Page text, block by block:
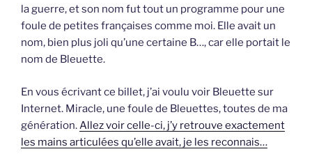
la guerre, et son nom fut tout un programme pour une
foule de petites françaises comme moi. Elle avait un
nom, bien plus joli qu’une certaine B…, car elle portait le
nom de Bleuette.
En vous écrivant ce billet, j’ai voulu voir Bleuette sur
Internet. Miracle, une foule de Bleuettes, toutes de ma
génération.Allez voir celle-ci, j’y retrouve exactement
les mains articulées qu’elle avait, je les reconnais…